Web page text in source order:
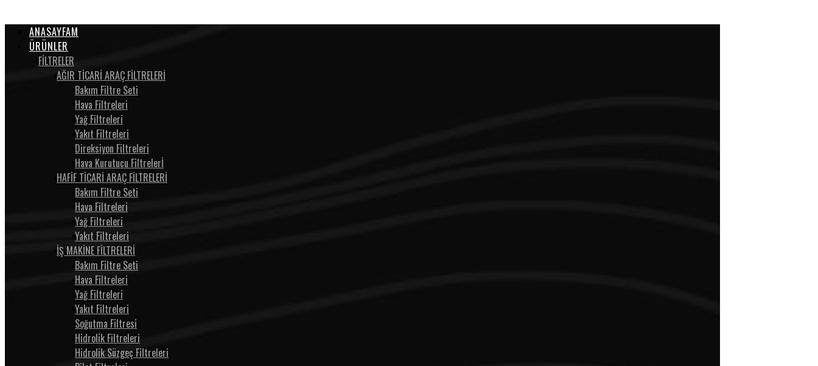
ANASAYFAM
ÜRÜNLER
FİLTRELER
AĞIR TİCARİ ARAÇ FİLTRELERİ
Bakım Filtre Seti
Hava Filtreleri
Yağ Filtreleri
Yakıt Filtreleri
Direksiyon Filtreleri
Hava Kurutucu Filtrelerİ
HAFİF TİCARİ ARAÇ FİLTRELERİ
Bakım Filtre Seti
Hava Filtreleri
Yağ Filtreleri
Yakıt Filtreleri
İŞ MAKİNE FİLTRELERİ
Bakım Filtre Seti
Hava Filtreleri
Yağ Filtreleri
Yakıt Filtreleri
Soğutma Filtresi
Hidrolik Filtreleri
Hidrolik Süzgeç Filtreleri